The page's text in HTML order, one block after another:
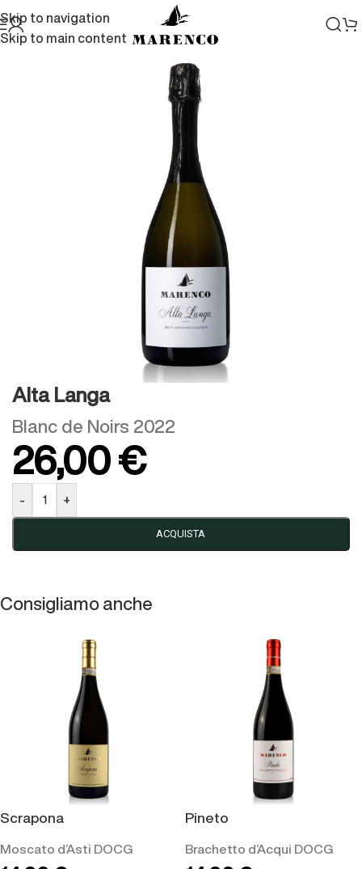
Skip to navigation
Skip to main content
Home/Vini
Alta Langa
Blanc de Noirs 2022
26,00 €
- +
ACQUISTA
Consigliamo anche
Scrapona
Moscato d’Asti DOCG
Pineto
Brachetto d’Acqui DOCG